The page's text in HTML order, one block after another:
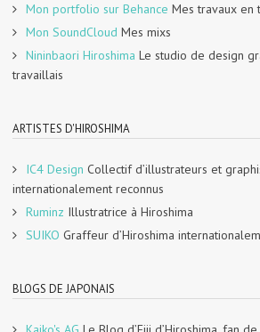
Mon portfolio sur Behance Mes travaux en
Mon SoundCloud Mes mixs
Nininbaori Hiroshima Le studio de design
travaillais
ARTISTES D'HIROSHIMA
IC4 Design Collectif d’illustrateurs et
internationalement reconnus
Ruminz Illustratrice à Hiroshima
SUIKO Graffeur d’Hiroshima
BLOGS DE JAPONAIS